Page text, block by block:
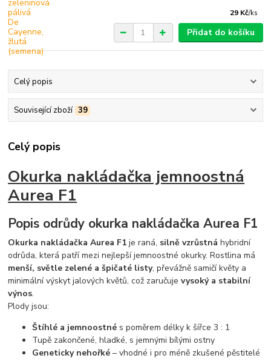
29 Kč/ks
Přidat do košíku
Celý popis
Související zboží 39
Celý popis
Okurka nakládačka jemnoostná
Aurea F1
Popis odrůdy okurka nakládačka Aurea F1
Okurka nakládačka Aurea F1 je raná, silně vzrůstná hybridní
odrůda, která patří mezi nejlepší jemnoostné okurky. Rostlina má
menší, světle zelené a špičaté listy, převážně samičí květy a
minimální výskyt jalových květů, což zaručujevysoký a stabilní
výnos.
Plody jsou:
Štíhlé a jemnoostné s poměrem délky k šířce 3 : 1
Tupě zakončené, hladké, s jemnými bílými ostny
Geneticky nehořké – vhodné i pro méně zkušené pěstitelé